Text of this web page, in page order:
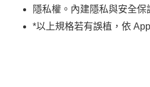
隱私權。內建隱私與安全保
*以上規格若有誤植，依